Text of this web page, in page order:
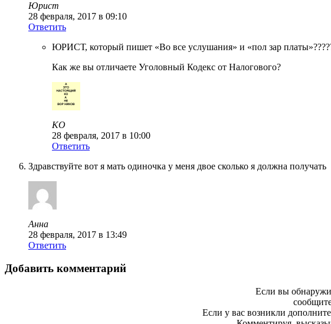
Юрист
28 февраля, 2017 в 09:10
Ответить
ЮРИСТ, который пишет «Во все услушания» и «пол зар
Как же вы отличаете Уголовный Кодекс от Налогового?
KO
28 февраля, 2017 в 10:00
Ответить
Здравствуйте вот я мать одиночка у меня двое сколько я должна получать
Анна
28 февраля, 2017 в 13:49
Ответить
Добавить комментарий
Если вы
Если у вас возникли